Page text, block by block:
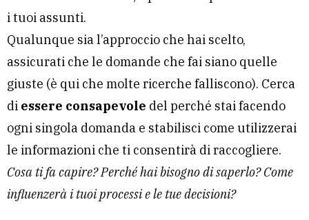
i tuoi assunti.
Qualunque sia l’approccio che hai scelto,
assicurati che le domande che fai siano quelle
giuste (è qui che molte ricerche falliscono). Cerca
di essere consapevole del perché stai facendo
ogni singola domanda e stabilisci come utilizzerai
le informazioni che ti consentirà di raccogliere.
Cosa ti fa capire? Perché hai bisogno di saperlo? Come
influenzerà i tuoi processi e le tue decisioni?